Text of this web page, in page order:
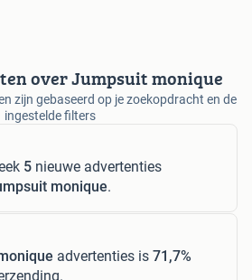
over Jumpsuit monique
zijn gebaseerd op je zoekopdracht en de
ingestelde filters
5 nieuwe advertenties
monique.
advertenties is 71,7%